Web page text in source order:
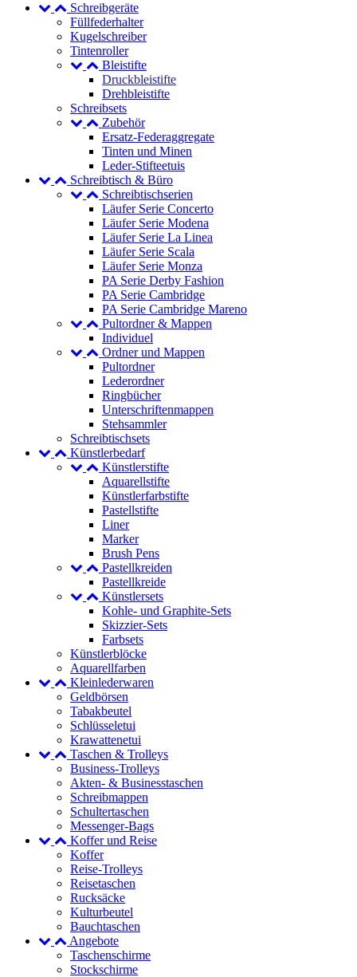
Schreibgeräte
Füllfederhalter
Kugelschreiber
Tintenroller
Bleistifte
Druckbleistifte
Drehbleistifte
Schreibsets
Zubehör
Ersatz-Federaggregate
Tinten und Minen
Leder-Stifteetuis
Schreibtisch & Büro
Schreibtischserien
Läufer Serie Concerto
Läufer Serie Modena
Läufer Serie La Linea
Läufer Serie Scala
Läufer Serie Monza
PA Serie Derby Fashion
PA Serie Cambridge
PA Serie Cambridge Mareno
Pultordner & Mappen
Individuel
Ordner und Mappen
Pultordner
Lederordner
Ringbücher
Unterschriftenmappen
Stehsammler
Schreibtischsets
Künstlerbedarf
Künstlerstifte
Aquarellstifte
Künstlerfarbstifte
Pastellstifte
Liner
Marker
Brush Pens
Pastellkreiden
Pastellkreide
Künstlersets
Kohle- und Graphite-Sets
Skizzier-Sets
Farbsets
Künstlerblöcke
Aquarellfarben
Kleinlederwaren
Geldbörsen
Tabakbeutel
Schlüsseletui
Krawattenetui
Taschen & Trolleys
Business-Trolleys
Akten- & Businesstaschen
Schreibmappen
Schultertaschen
Messenger-Bags
Koffer und Reise
Koffer
Reise-Trolleys
Reisetaschen
Rucksäcke
Kulturbeutel
Bauchtaschen
Angebote
Taschenschirme
Stockschirme